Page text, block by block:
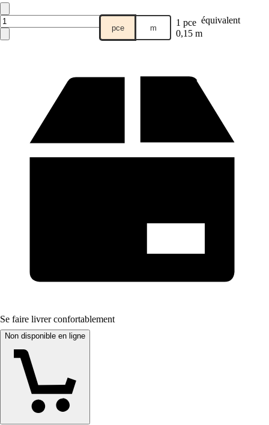
pce m 1 pce équivalent
0,15 m
Se faire livrer confortablement
Non disponible en ligne